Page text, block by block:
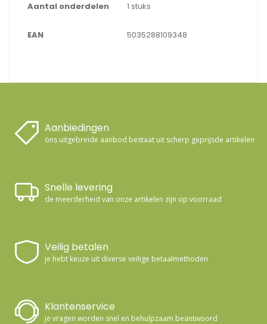
Aantal onderdelen 1 stuks
EAN 5035288109348
Aanbiedingen
ons uitgebreide aanbod bestaat uit scherp geprijsde artikelen
Snelle levering
de meerderheid van onze artikelen zijn op voorraad
Veilig betalen
je hebt keuze uit diverse veilige betaalmethoden
Klantenservice
je vragen worden snel en behulpzaam beantwoord